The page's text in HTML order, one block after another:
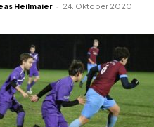
Heilmaier - 24. Oktober 2020